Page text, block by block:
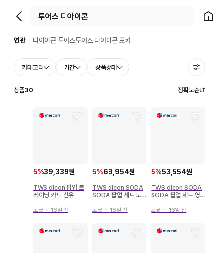
뒤로가기 홈으
연관 디아이콘 투어스투어스 디아이콘 포카
카테고리 기간 상품상태
상품30 정확도순
5%39,339원
TWS dicon 팝업 트
레이딩 카드 신유
도쿄 ・ 16일 전
5%69,954원
TWS dicon SODA
SODA 팝업 세트 도
도쿄 ・ 16일 전
5%53,554원
TWS dicon SODA
SODA 팝업 세트 영
도쿄 ・ 16일 전